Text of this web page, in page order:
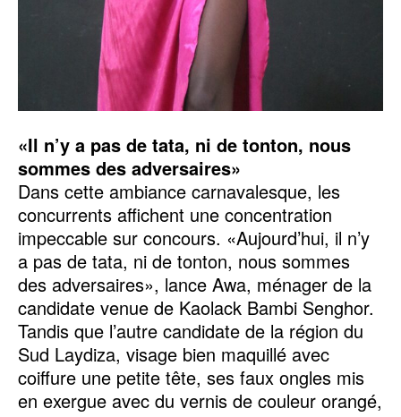
«Il n’y a pas de tata, ni de tonton, nous
sommes des adversaires»
Dans cette ambiance carnavalesque, les
concurrents affichent une concentration
impeccable sur concours. «Aujourd’hui, il n’y
a pas de tata, ni de tonton, nous sommes
des adversaires», lance Awa, ménager de la
candidate venue de Kaolack Bambi Senghor.
Tandis que l’autre candidate de la région du
Sud Laydiza, visage bien maquillé avec
coiffure une petite tête, ses faux ongles mis
en exergue avec du vernis de couleur orangé,